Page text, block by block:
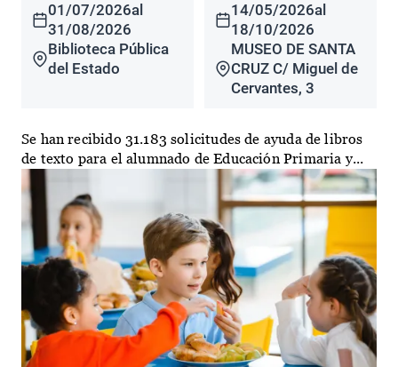
01/07/2026al
31/08/2026
Biblioteca Pública
del Estado
14/05/2026al
18/10/2026
MUSEO DE SANTA
CRUZ C/ Miguel de
Cervantes, 3
Se han recibido 31.183 solicitudes de ayuda de libros
de texto para el alumnado de Educación Primaria y...